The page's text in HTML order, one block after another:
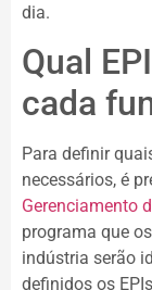
dia.
Qual
cada
Para definir
necessários, é
Gerenciamento
programa que
indústria serão
definidos os